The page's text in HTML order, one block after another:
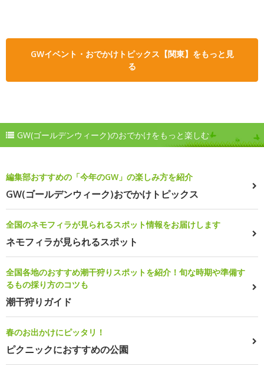
GWイベント・おでかけトピックス【関東】をもっと見
る
GW(ゴールデンウィーク)のおでかけをもっと楽しむ
編集部おすすめの「今年のGW」の楽しみ方を紹介
GW(ゴールデンウィーク)おでかけトピックス
全国のネモフィラが見られるスポット情報をお届けします
ネモフィラが見られるスポット
全国各地のおすすめ潮干狩りスポットを紹介！旬な時期や準備す
るもの採り方のコツも
潮干狩りガイド
春のお出かけにピッタリ！
ピクニックにおすすめの公園